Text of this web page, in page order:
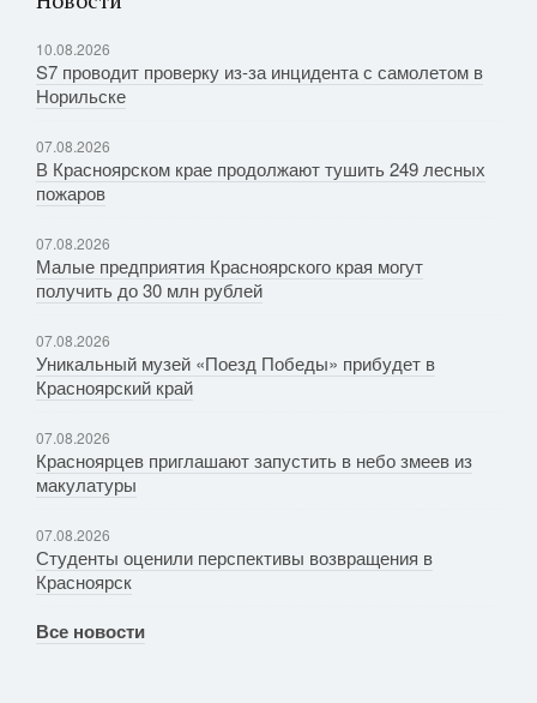
10.08.2026
S7 проводит проверку из-за инцидента с самолетом в
Норильске
07.08.2026
В Красноярском крае продолжают тушить 249 лесных
пожаров
07.08.2026
Малые предприятия Красноярского края могут
получить до 30 млн рублей
07.08.2026
Уникальный музей «Поезд Победы» прибудет в
Красноярский край
07.08.2026
Красноярцев приглашают запустить в небо змеев из
макулатуры
07.08.2026
Студенты оценили перспективы возвращения в
Красноярск
Все новости